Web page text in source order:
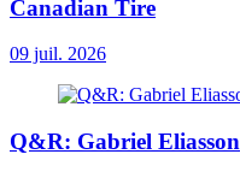
Canadian Tire
09 juil. 2026
Q&R: Gabriel Eliasson